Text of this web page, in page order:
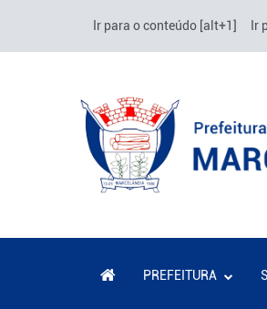
Ir para o conteúdo [alt+1] Ir
PREFEITURA